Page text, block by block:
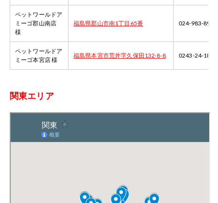
ペットワールドア
ミーゴ郡山南店
様
福島県郡山市南1丁目65番 024-983-8986
ペットワールドア
ミーゴ本宮店 様
福島県本宮市荒井字久保田132-8-8 0243-24-1889
関東エリア